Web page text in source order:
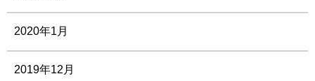
2020年1月
2019年12月